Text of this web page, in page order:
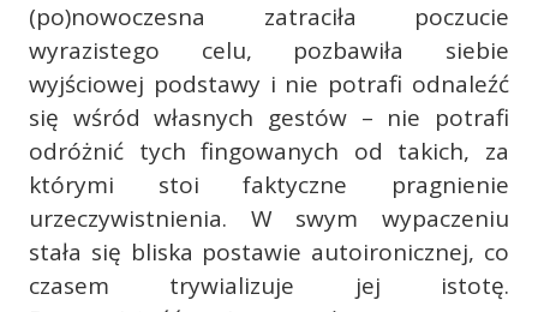
(po)nowoczesna zatraciła poczucie
wyrazistego celu, pozbawiła siebie
wyjściowej podstawy i nie potrafi odnaleźć
się wśród własnych gestów – nie potrafi
odróżnić tych fingowanych od takich, za
którymi stoi faktyczne pragnienie
urzeczywistnienia. W swym wypaczeniu
stała się bliska postawie autoironicznej, co
czasem trywializuje jej istotę.